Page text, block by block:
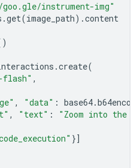
instrument-img"
.get(image_path) .content
.create(
flash" ,
, "data" : base64.b64encode
, "text" :
"Zoom into the
}]